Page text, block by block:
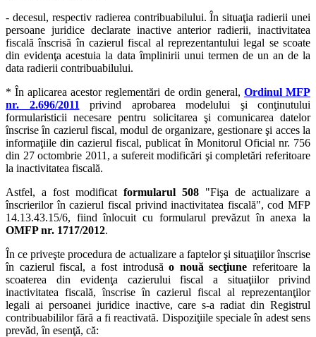
- decesul, respectiv radierea contribuabilului. În situaţia radierii unei
persoane juridice declarate inactive anterior radierii, inactivitatea
fiscală înscrisă în cazierul fiscal al reprezentantului legal se scoate
din evidenţa acestuia la data împlinirii unui termen de un an de la
data radierii contribuabilului.
* În aplicarea acestor reglementări de ordin general, Ordinul MFP
nr. 2.696/2011 privind aprobarea modelului şi conţinutului
formularisticii necesare pentru solicitarea şi comunicarea datelor
înscrise în cazierul fiscal, modul de organizare, gestionare şi acces la
informaţiile din cazierul fiscal, publicat în Monitorul Oficial nr. 756
din 27 octombrie 2011, a sufereit modificări şi completări referitoare
la inactivitatea fiscală.
Astfel, a fost modificat formularul 508 "Fişa de actualizare a
înscrierilor în cazierul fiscal privind inactivitatea fiscală", cod MFP
14.13.43.15/6, fiind înlocuit cu formularul prevăzut în anexa la
OMFP nr. 1717/2012.
În ce priveşte procedura de actualizare a faptelor şi situaţiilor înscrise
în cazierul fiscal, a fost introdusă o nouă secţiune referitoare la
scoaterea din evidenţa cazierului fiscal a situaţiilor privind
inactivitatea fiscală, înscrise în cazierul fiscal al reprezentanţilor
legali ai persoanei juridice inactive, care s-a radiat din Registrul
contribuabililor fără a fi reactivată. Dispoziţiile speciale în adest sens
prevăd, în esenţă, că: